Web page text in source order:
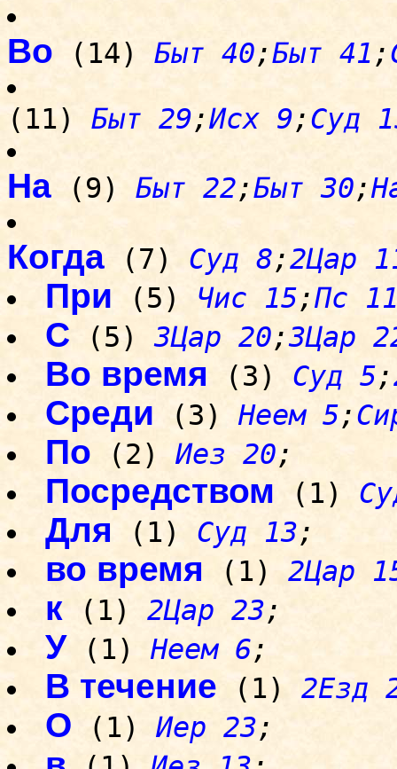
Во (14) Быт 40;Быт 41 ;
(11) Быт 29;Исх 9;Суд
На (9) Быт 22;Быт 30;
Когда (7) Суд 8;2Цар
При (5) Чис 15;Пс
С (5)3Цар 20;3Цар
Во время (3) Суд 5;
Среди (3) Неем 5;
По (2) Иез 20;
Посредством (1)
Для (1) Суд 13;
во время (1) 2Цар
к(1) 2Цар 23;
У (1) Неем 6;
В течение (1) 2Езд
О (1) Иер 23;